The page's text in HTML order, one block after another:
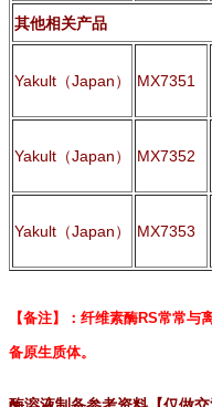
其他相关产品
Yakult（Japan） MX7351
Yakult（Japan） MX7352
Yakult（Japan） MX7353
【备注】：纤维素酶RS常常与
备原生质体。